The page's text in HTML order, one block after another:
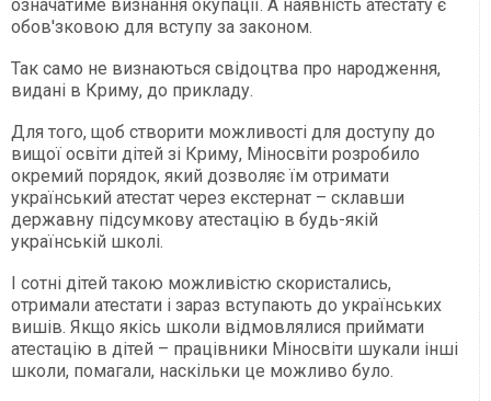
означатиме визнання окупації. А наявність атестату є
обов'зковою для вступу за законом.
Так само не визнаються свідоцтва про народження,
видані в Криму, до прикладу.
Для того, щоб створити можливості для доступу до
вищої освіти дітей зі Криму, Міносвіти розробило
окремий порядок, який дозволяє їм отримати
український атестат через екстернат – склавши
державну підсумкову атестацію в будь-якій
українській школі.
І сотні дітей такою можливістю скористались,
отримали атестати і зараз вступають до українських
вишів. Якщо якісь школи відмовлялися приймати
атестацію в дітей – працівники Міносвіти шукали інші
школи, помагали, наскільки це можливо було.